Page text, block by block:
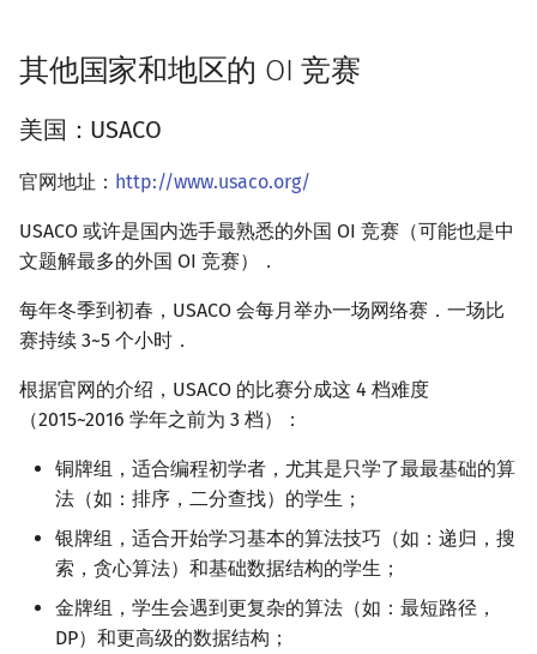
其他国家和地区的 OI 竞赛
美国：USACO
官网地址： http://www.usaco.org/
USACO 或许是国内选手最熟悉的外国 OI 竞赛（可能也是中
文题解最多的外国 OI 竞赛）．
每年冬季到初春，USACO 会每月举办一场网络赛．一场比
赛持续 3~5 个小时．
根据官网的介绍，USACO 的比赛分成这 4 档难度
（2015~2016 学年之前为 3 档）：
铜牌组，适合编程初学者，尤其是只学了最最基础的算
法（如：排序，二分查找）的学生；
银牌组，适合开始学习基本的算法技巧（如：递归，搜
索，贪心算法）和基础数据结构的学生；
金牌组，学生会遇到更复杂的算法（如：最短路径，
DP）和更高级的数据结构；